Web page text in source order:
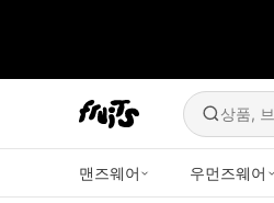
상품,
맨즈웨어 우먼즈웨어